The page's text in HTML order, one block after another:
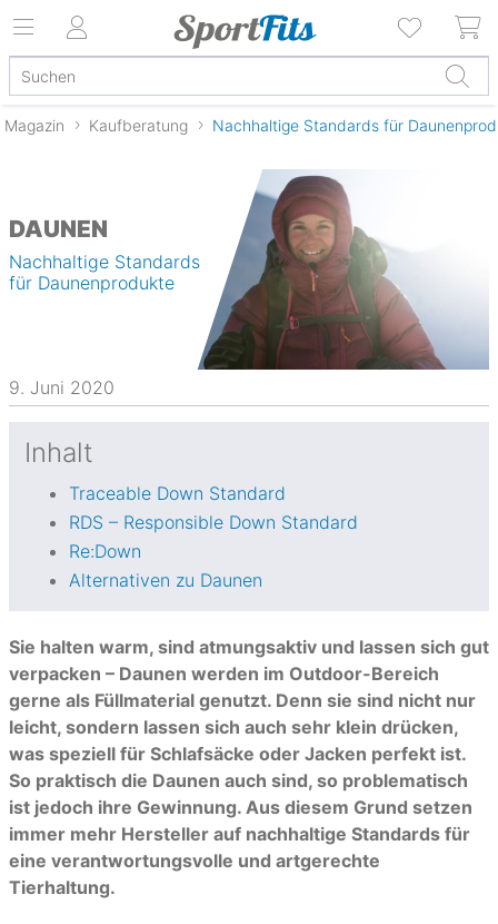
Magazin Kaufberatung Nachhaltige Standards für
DAUNEN
Nachhaltige Standards
für Daunenprodukte
9. Juni 2020
Inhalt
Traceable Down Standard
RDS – Responsible Down Standard
Re:Down
Alternativen zu Daunen
Sie halten warm, sind atmungsaktiv und lassen sich gut
verpacken – Daunen werden im Outdoor-Bereich
gerne als Füllmaterial genutzt. Denn sie sind nicht nur
leicht, sondern lassen sich auch sehr klein drücken,
was speziell für Schlafsäcke oder Jacken perfekt ist.
So praktisch die Daunen auch sind, so problematisch
ist jedoch ihre Gewinnung. Aus diesem Grund setzen
immer mehr Hersteller auf nachhaltige Standards für
eine verantwortungsvolle und artgerechte
Tierhaltung.